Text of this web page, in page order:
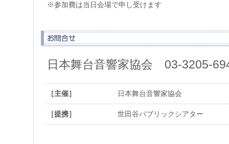
※参加費は当日会場で申し受けます
日本舞台音響家協会 03-3205-
［主催］ 日本舞台音響家協会
［提携］ 世田谷パブリックシアター